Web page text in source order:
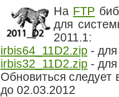
На FTP
для
2011.1:
irbis64_11D2.zip -
irbis32_11D2.zip -
Обновиться следует
до 02.03.2012